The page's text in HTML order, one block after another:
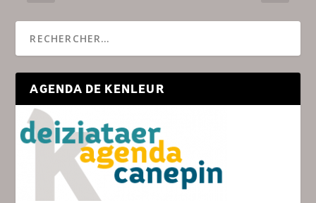
AGENDA DE KENLEUR